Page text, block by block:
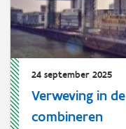
24 september 2025
Verweving in
combineren